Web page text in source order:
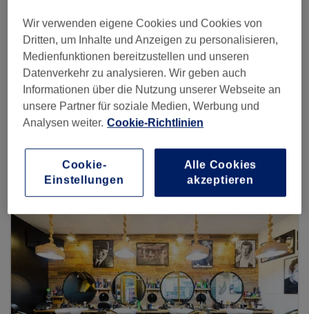
Hairmont Herren & Kinder Friseur
79 reviews
Rudolf-Breitscheid-Straße 38 , Babelsberg, 14482
Wir verwenden eigene Cookies und Cookies von
Dritten, um Inhalte und Anzeigen zu personalisieren,
Medienfunktionen bereitzustellen und unseren
Datenverkehr zu analysieren. Wir geben auch
Informationen über die Nutzung unserer Webseite an
unsere Partner für soziale Medien, Werbung und
Analysen weiter. Cookie-Richtlinien
Cookie-
Einstellungen
Alle Cookies
akzeptieren